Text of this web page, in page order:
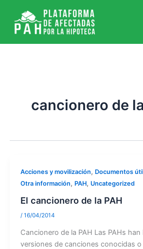
contenido
cancionero de
Acciones y movilización, Documentos
Otra información, PAH, Uncategorized
El cancionero de la PAH
/ 16/04/2014
Cancionero de la PAH Las PAHs
versiones de canciones conocidas